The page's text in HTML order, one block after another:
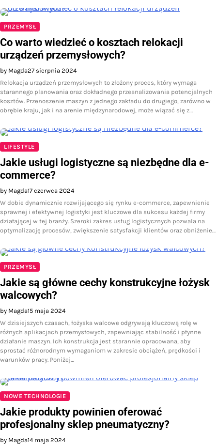
PRZEMYSŁ
Co warto wiedzieć o kosztach relokacji
urządzeń przemysłowych?
by Magda27 sierpnia 2024
Relokacja urządzeń przemysłowych to złożony proces, który wymaga
starannego planowania oraz dokładnego przeanalizowania potencjalnych
kosztów. Przenoszenie maszyn z jednego zakładu do drugiego, zarówno w
obrębie kraju, jak i na arenie międzynarodowej, może wiązać się z…
LIFESTYLE
Jakie usługi logistyczne są niezbędne dla e-
commerce?
by Magda17 czerwca 2024
W dobie dynamicznie rozwijającego się rynku e-commerce, zapewnienie
sprawnej i efektywnej logistyki jest kluczowe dla sukcesu każdej firmy
działającej w tej branży. Szeroki zakres usług logistycznych pozwala na
optymalizację procesów, zwiększenie satysfakcji klientów oraz obniżenie…
PRZEMYSŁ
Jakie są główne cechy konstrukcyjne łożysk
walcowych?
by Magda15 maja 2024
W dzisiejszych czasach, łożyska walcowe odgrywają kluczową rolę w
różnych aplikacjach przemysłowych, zapewniając stabilność i płynne
działanie maszyn. Ich konstrukcja jest starannie opracowana, aby
sprostać różnorodnym wymaganiom w zakresie obciążeń, prędkości i
warunków pracy. Poniżej…
NOWE TECHNOLOGIE
Jakie produkty powinien oferować
profesjonalny sklep pneumatyczny?
by Magda14 maja 2024